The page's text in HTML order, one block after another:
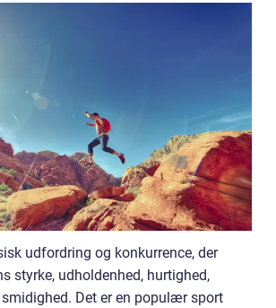
udfordring og konkurrence, der
styrke, udholdenhed, hurtighed,
Det er en populær sport